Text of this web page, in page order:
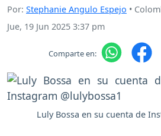
Por: Stephanie Angulo Espejo •
Jue, 19 Jun 2025 3:37 pm
Comparte en:
Luly Bossa en su cuenta de